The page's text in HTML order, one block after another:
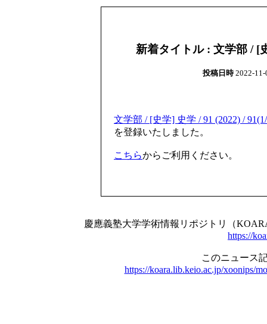
新着タイトル : 文学部 / [
投稿日時2022-11-
文学部 / [史学] 史学 / 91 (2022) /
を登録いたしました。
こちらからご利用ください。
慶應義塾大学学術情報リポジトリ（
https://
このニュース
https://koara.lib.keio.ac.jp/xoonips/